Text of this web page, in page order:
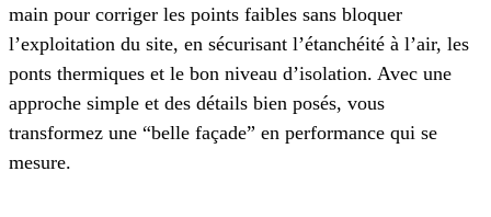
main pour corriger les points faibles sans bloquer
l’exploitation du site, en sécurisant l’étanchéité à l’air, les
ponts thermiques et le bon niveau d’isolation. Avec une
approche simple et des détails bien posés, vous
transformez une “belle façade” en performance qui se
mesure.